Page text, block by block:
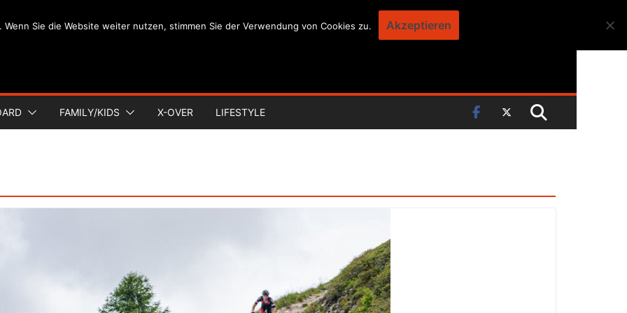
FAMILY/KIDS X-OVER LIFESTYLE
Wenn Sie die Website weiter nutzen, stimmen Sie der Verwendung von Cookies zu. Akzeptieren